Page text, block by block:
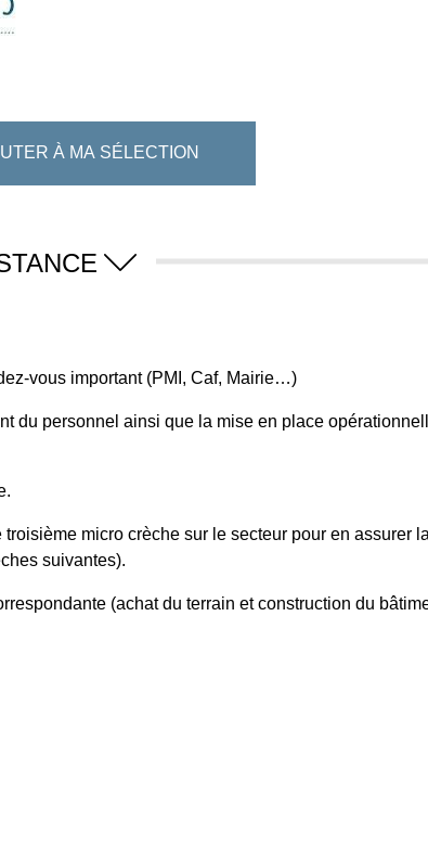
À MA SÉLECTION
vous important (PMI, Caf, Mairie…)
du personnel ainsi que la mise en place
micro crèche sur le secteur pour en assurer
suivantes).
(achat du terrain et construction du